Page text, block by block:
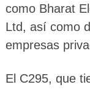
como Bharat
Ltd, así como
empresas
El C295, que